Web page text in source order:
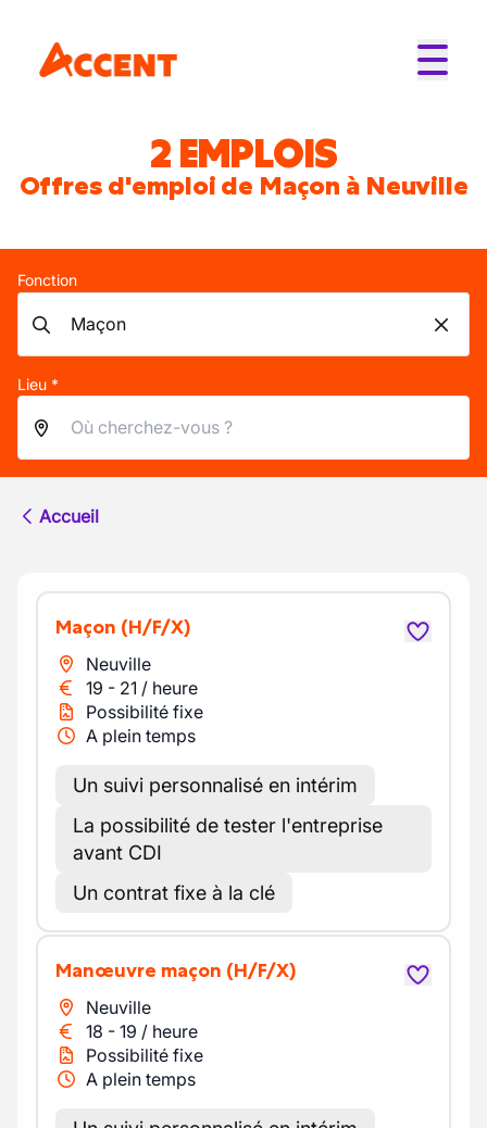
2 EMPLOIS
Offres d'emploi de Maçon à Neuville
Fonction
Lieu *
Accueil
Maçon (H/F/X)
Neuville
19 - 21 / heure
Possibilité fixe
A plein temps
Un suivi personnalisé en intérim
La possibilité de tester l'entreprise
avant CDI
Un contrat fixe à la clé
Manœuvre maçon (H/F/X)
Neuville
18 - 19 / heure
Possibilité fixe
A plein temps